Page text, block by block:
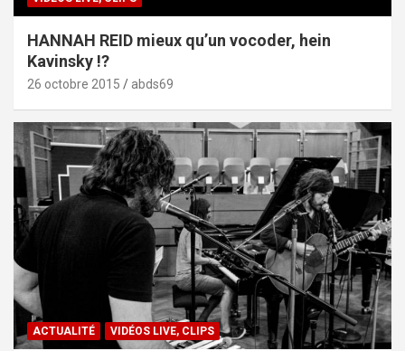
HANNAH REID mieux qu’un vocoder, hein
Kavinsky !?
26 octobre 2015 abds69
ACTUALITÉ VIDÉOS LIVE, CLIPS